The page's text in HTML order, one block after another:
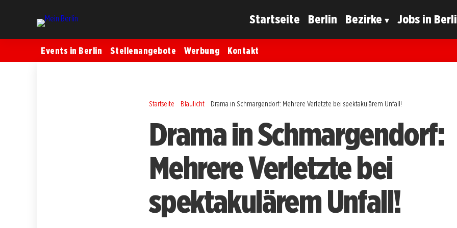
Startseite Berlin Bezirke Jobs in
Events in Berlin Stellenangebote Werbung Kontakt
Startseite Blaulicht Drama in Schmargendorf: Mehrere Verletzte bei spektakulärem Unfall!
Drama in Schmargendorf:
Mehrere Verletzte bei
spektakulärem Unfall!